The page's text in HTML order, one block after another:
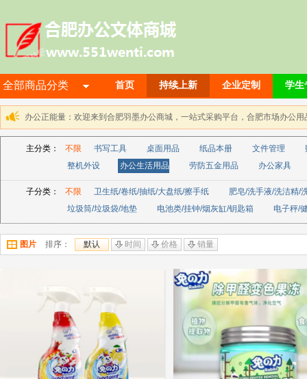
全部商品分类 首页 持续上新 企业定制 学生
办公正能量：欢迎来到合肥羽墨办公商城，一站式采购平台，合肥市场办
主分类： 不限 书写工具 桌面用品 纸品本册 文件管理
整机外设
办公生活用品 劳防五金用品 办公家具
子分类： 不限 卫生纸/卷纸/抽纸/大盘纸/擦手纸
肥皂/洗手液/洗洁精/
垃圾筒/垃圾袋/地垫
电池类/挂钟/烟灰缸/钥匙箱 电子秤/
图片 排序： 默认 时间 价格 销量